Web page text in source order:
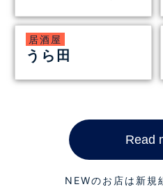
居酒屋
うら田
Read
NEWのお店は新規